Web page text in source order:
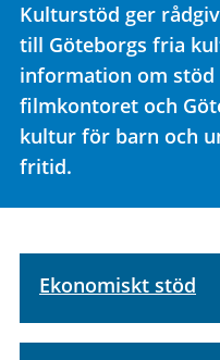
Kulturstöd ger
till Göteborgs fria
information om stöd
filmkontoret och
kultur för barn och
fritid.
Ekonomiskt stöd